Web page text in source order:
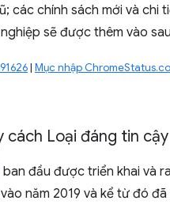
các chính sách mới và chi
sẽ được thêm vào
| Mục nhập
cách Loại đáng tin cậy
ban đầu được triển khai và
năm 2019 và kể từ đó